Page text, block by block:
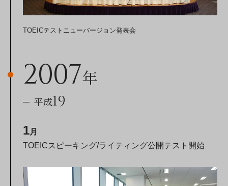
TOEICテストニューバージョン発表会
2007年
平成19
1月
TOEICスピーキング/ライティング公開テスト開始